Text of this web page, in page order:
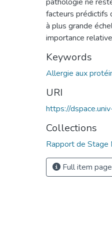
facteurs prédictifs
à plus grande
importance
Keywords
Allergie aux
URI
https://
Collections
Rapport de Stage
Full item page